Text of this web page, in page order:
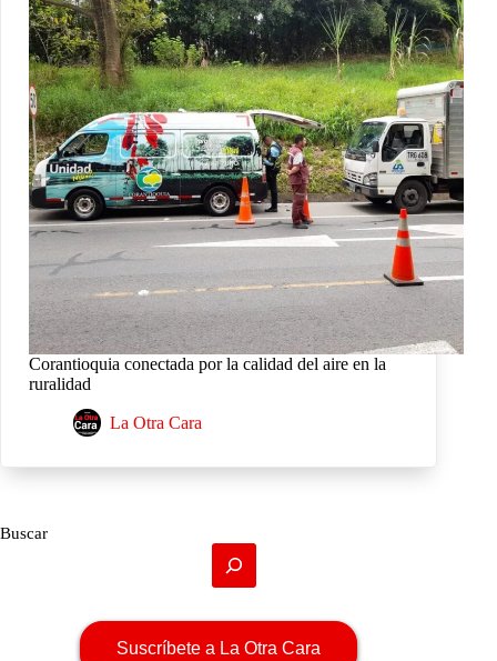
Corantioquia conectada por la calidad del aire en la
ruralidad
La Otra Cara
Buscar
Suscríbete a La Otra Cara